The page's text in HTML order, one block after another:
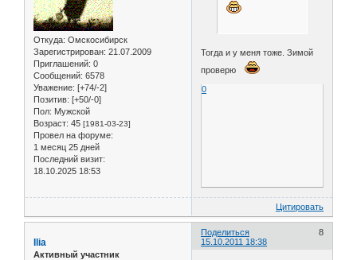
Откуда: Омскосибирск
Зарегистрирован: 21.07.2009
Приглашений: 0
Сообщений: 6578
Уважение: [+74/-2]
Позитив: [+50/-0]
Пол: Мужской
Возраст: 45 [1981-03-23]
Провел на форуме:
1 месяц 25 дней
Последний визит:
18.10.2025 18:53
Тогда и у меня тоже. Зимой
проверю
0
Цитировать
Поделиться
8
15.10.2011 18:38
Ilia
Активный участник